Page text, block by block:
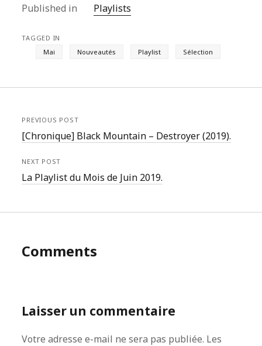
Published in Playlists
TAGGED IN
Mai
Nouveautés Playlist Sélection
PREVIOUS POST
[Chronique] Black Mountain – Destroyer (2019).
NEXT POST
La Playlist du Mois de Juin 2019.
Comments
Laisser un commentaire
Votre adresse e-mail ne sera pas publiée. Les